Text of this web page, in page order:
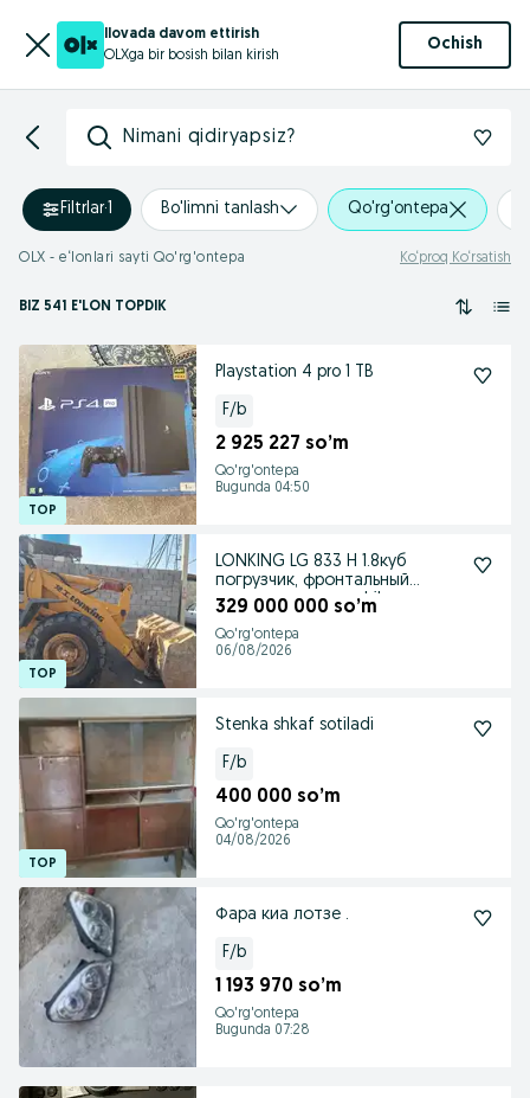
Ilovada davom ettirish
OLXga bir bosish bilan kirish
Ochish
Nimani qidiryapsiz?
Filtrlar·1 Bo'limni tanlash Qo'rg'ontepa
OLX - e‘lonlari sayti Qo'rg'ontepa Ko‘proq Ko‘rsatish
BIZ 541 E'LON TOPDIK
Playstation 4 pro 1 TB
F/b
2 925 227 so’m
Qo'rg'ontepa
Bugunda 04:50
LONKING LG 833 H 1.8куб
погрузчик, фронтальный
погрузчик, pogruzchik
329 000 000 so’m
Qo'rg'ontepa
06/08/2026
Stenka shkaf sotiladi
F/b
400 000 so’m
Qo'rg'ontepa
04/08/2026
Фара киа лотзе .
F/b
1 193 970 so’m
Qo'rg'ontepa
Bugunda 07:28